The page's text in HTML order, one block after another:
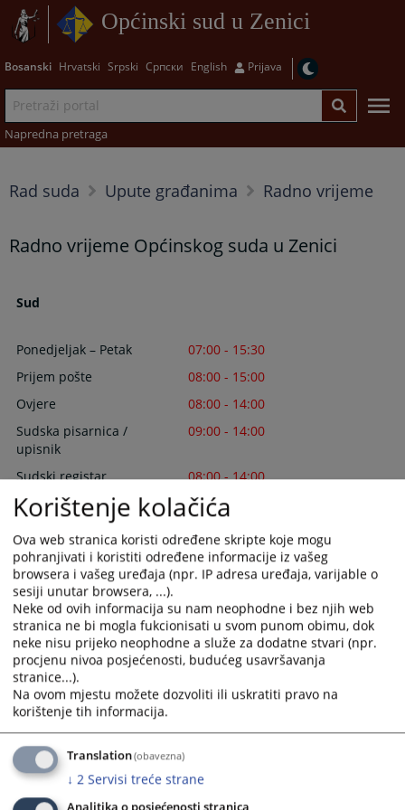
Općinski sud u Zenici
Bosanski Hrvatski Srpski Српски English Prijava
Napredna pretraga
Rad suda Upute građanima Radno vrijeme
Radno vrijeme Općinskog suda u Zenici
Sud
Ponedjeljak – Petak
07:00 - 15:30
Prijem pošte
08:00 - 15:00
Ovjere
08:00 - 14:00
Sudska pisarnica /
upisnik
09:00 - 14:00
Sudski registar 08:00 - 14:00
Predsjednik suda prima stranke svake druge srijede. Najava se
vrši na propisanom obrascu koji se može preuzeti na šalteru
informacija.
Zemljišnoknjižni ured
Rad sa strankama 08:00 - 14:00
Šef zk-ureda stranke prima svake srijede. Najava se vrši na
propisanom obrascu koji se može preuzeti na šalteru prijema
pošte zk-ureda.
Korištenje kolačića
Ova web stranica koristi određene skripte koje mogu
pohranjivati i koristiti određene informacije iz vašeg
browsera i vašeg uređaja (npr. IP adresa uređaja, varijable o
sesiji unutar browsera, ...).
Neke od ovih informacija su nam neophodne i bez njih web
stranica ne bi mogla fukcionisati u svom punom obimu, dok
neke nisu prijeko neophodne a služe za dodatne stvari (npr.
procjenu nivoa posjećenosti, budućeg usavršavanja
stranice...).
Na ovom mjestu možete dozvoliti ili uskratiti pravo na
korištenje tih informacija.
Translation(obavezna)
↓ 2 Servisi treće strane